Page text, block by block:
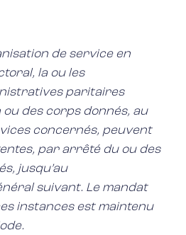
de service en
la ou les
paritaires
des corps donnés, au
concernés, peuvent
par arrêté du ou des
jusqu’au
suivant. Le mandat
instances est maintenu